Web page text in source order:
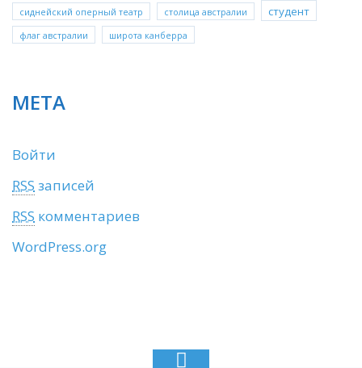
сиднейский оперный театр столица австралии студент
флаг австралии широта канберра
МЕТА
Войти
RSS записей
RSS комментариев
WordPress.org